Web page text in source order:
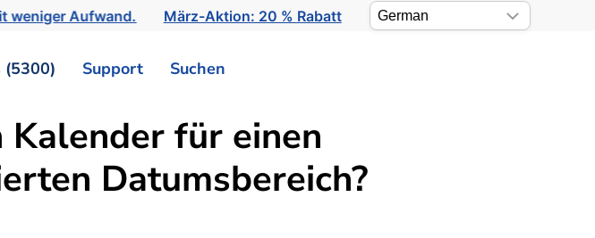
weniger Aufwand. März-Aktion: 20 % Rabatt
(5300) Support Suchen
für einen
Datumsbereich?